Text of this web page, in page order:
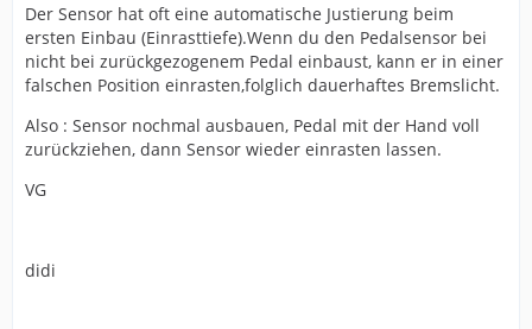
Der Sensor hat oft eine automatische Justierung beim
ersten Einbau (Einrasttiefe).Wenn du den Pedalsensor bei
nicht bei zurückgezogenem Pedal einbaust, kann er in einer
falschen Position einrasten,folglich dauerhaftes Bremslicht.
Also : Sensor nochmal ausbauen, Pedal mit der Hand voll
zurückziehen, dann Sensor wieder einrasten lassen.
VG
didi